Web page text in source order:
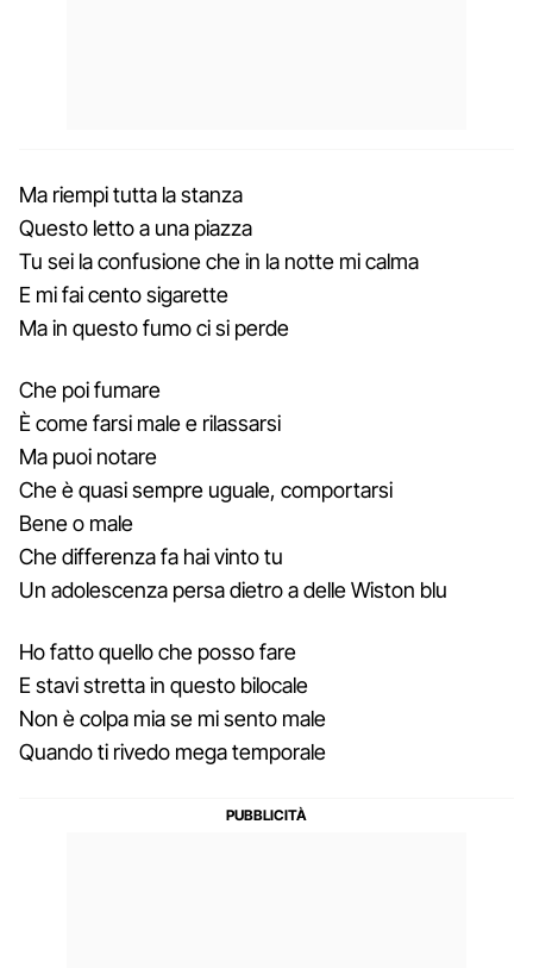
Ma riempi tutta la stanza
Questo letto a una piazza
Tu sei la confusione che in la notte mi calma
E mi fai cento sigarette
Ma in questo fumo ci si perde
Che poi fumare
È come farsi male e rilassarsi
Ma puoi notare
Che è quasi sempre uguale, comportarsi
Bene o male
Che differenza fa hai vinto tu
Un adolescenza persa dietro a delle Wiston blu
Ho fatto quello che posso fare
E stavi stretta in questo bilocale
Non è colpa mia se mi sento male
Quando ti rivedo mega temporale